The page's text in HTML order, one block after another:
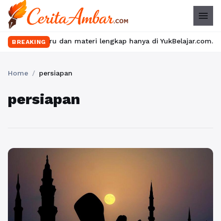
menu
BREAKING
seru dan materi lengkap hanya di YukBelajar.com. Mulai
Home / persiapan
persiapan